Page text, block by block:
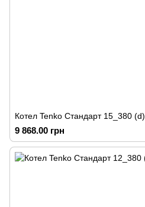
Котел Tenko Стандарт 15_380 (d)
9 868.00 грн